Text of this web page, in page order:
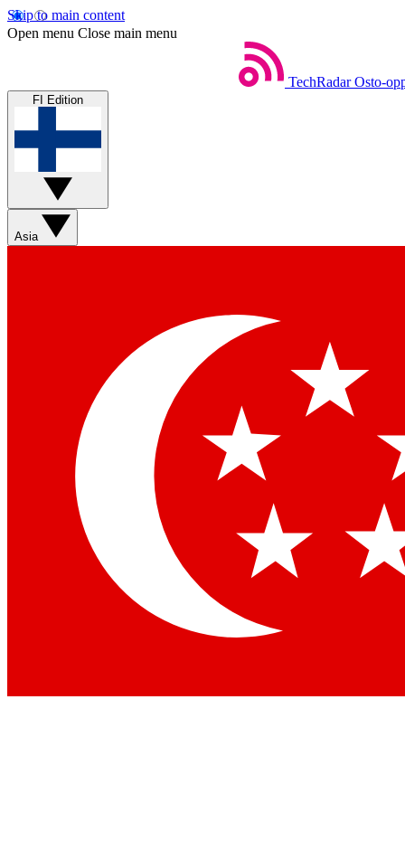
Skip to main content
Open menu Close main menu
TechRadar Osto-
FI Edition
Asia